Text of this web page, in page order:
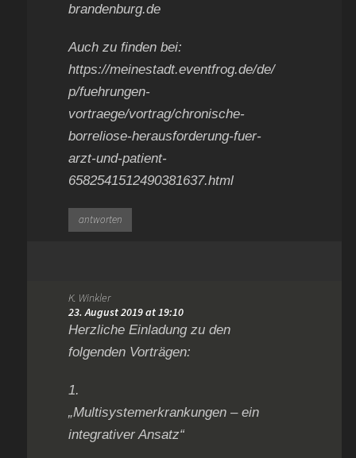
brandenburg.de
Auch zu finden bei:
https://meinestadt.eventfrog.de/de/
p/fuehrungen-
vortraege/vortrag/chronische-
borreliose-herausforderung-fuer-
arzt-und-patient-
6582541512490381637.html
antworten
K. Winkler
23. August 2019 at 19:10
Herzliche Einladung zu den
folgenden Vorträgen:
1.
„Multisystemerkrankungen – ein
integrativer Ansatz“